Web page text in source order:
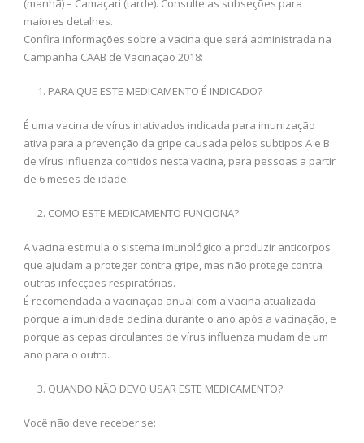
(manhã) – Camaçari (tarde). Consulte as subseções para
maiores detalhes.
Confira informações sobre a vacina que será administrada na
Campanha CAAB de Vacinação 2018:
PARA QUE ESTE MEDICAMENTO É INDICADO?
É uma vacina de vírus inativados indicada para imunização
ativa para a prevenção da gripe causada pelos subtipos A e B
de vírus influenza contidos nesta vacina, para pessoas a partir
de 6 meses de idade.
COMO ESTE MEDICAMENTO FUNCIONA?
A vacina estimula o sistema imunológico a produzir anticorpos
que ajudam a proteger contra gripe, mas não protege contra
outras infecções respiratórias.
É recomendada a vacinação anual com a vacina atualizada
porque a imunidade declina durante o ano após a vacinação, e
porque as cepas circulantes de vírus influenza mudam de um
ano para o outro.
QUANDO NÃO DEVO USAR ESTE MEDICAMENTO?
Você não deve receber se: